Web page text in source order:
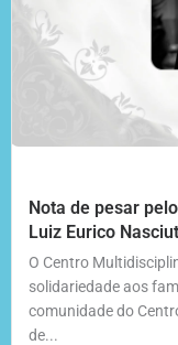
Nota de pesar
Luiz Eurico
O Centro
solidariedade aos
comunidade do
de...